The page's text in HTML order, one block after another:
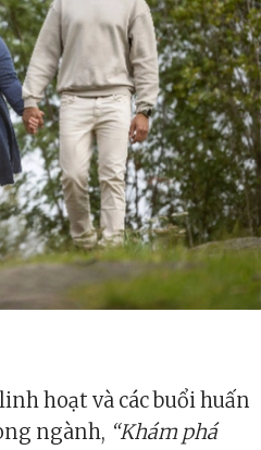
hoạt và các buổi huấn
ngành, “Khám phá